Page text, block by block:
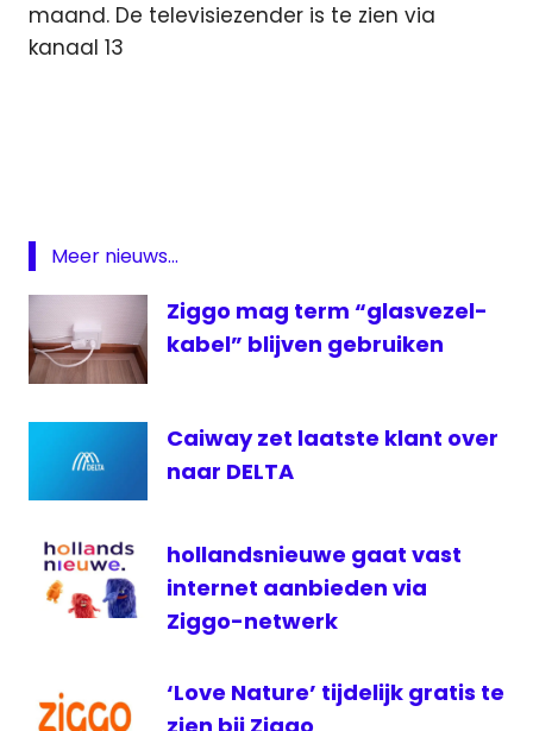
maand. De televisiezender is te zien via
kanaal 13
televisie
Kabel
Noord
KPN
TV
Lounge
televisie
Zender
ziggo
Meer nieuws...
Ziggo mag term “glasvezel-
kabel” blijven gebruiken
Caiway zet laatste klant over
naar DELTA
hollandsnieuwe gaat vast
internet aanbieden via
Ziggo-netwerk
‘Love Nature’ tijdelijk gratis te